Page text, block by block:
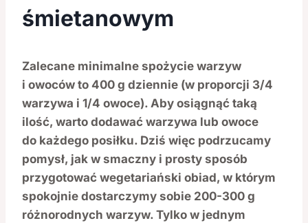
śmietanowym
Zalecane minimalne spożycie warzyw
i owoców to 400 g dziennie (w proporcji 3/4
warzywa i 1/4 owoce). Aby osiągnąć taką
ilość, warto dodawać warzywa lub owoce
do każdego posiłku. Dziś więc podrzucamy
pomysł, jak w smaczny i prosty sposób
przygotować wegetariański obiad, w którym
spokojnie dostarczymy sobie 200-300 g
różnorodnych warzyw. Tylko w jednym